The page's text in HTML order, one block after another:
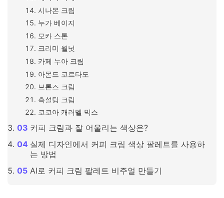
시나몬 크림
누가 베이지
모카 스톤
크리미 월넛
카페 누아 크림
아몬드 코르타도
브론즈 크림
흑설탕 크림
코코아 캐러멜 믹스
커피 크림과 잘 어울리는 색상은?
실제 디자인에서 커피 크림 색상 팔레트를 사용하
는 방법
AI로 커피 크림 팔레트 비주얼 만들기